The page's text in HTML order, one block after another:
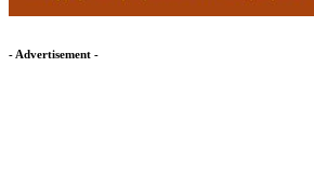
- Advertisement -